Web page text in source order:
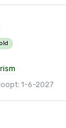
1-6-2027